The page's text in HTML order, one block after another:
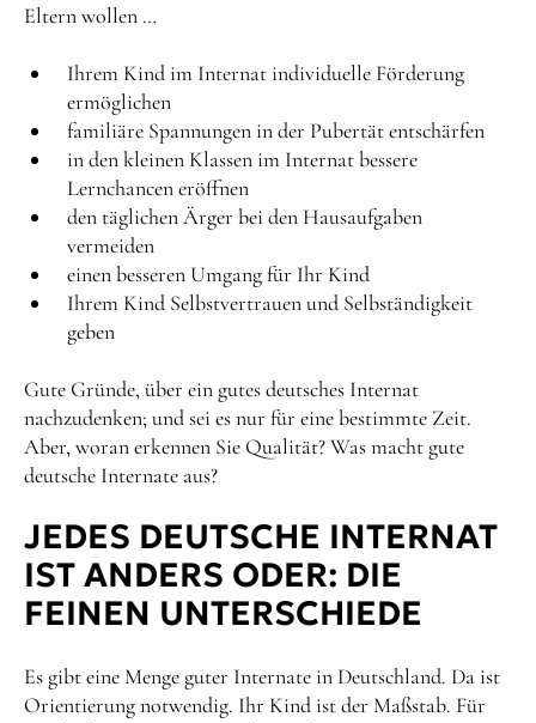
Eltern wollen …
Ihrem Kind im Internat individuelle Förderung
ermöglichen
familiäre Spannungen in der Pubertät entschärfen
in den kleinen Klassen im Internat bessere
Lernchancen eröffnen
den täglichen Ärger bei den Hausaufgaben
vermeiden
einen besseren Umgang für Ihr Kind
Ihrem Kind Selbstvertrauen und Selbständigkeit
geben
Gute Gründe, über ein gutes deutsches Internat
nachzudenken; und sei es nur für eine bestimmte Zeit.
Aber, woran erkennen Sie Qualität? Was macht gute
deutsche Internate aus?
JEDES DEUTSCHE INTERNAT
IST ANDERS ODER: DIE
FEINEN UNTERSCHIEDE
Es gibt eine Menge guter Internate in Deutschland. Da ist
Orientierung notwendig. Ihr Kind ist der Maßstab. Für